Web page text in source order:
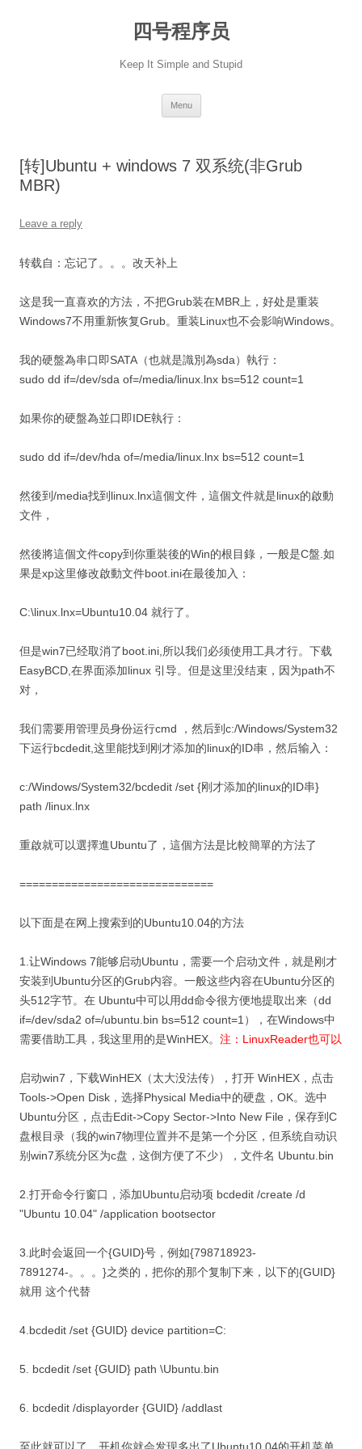
四号程序员
Keep It Simple and Stupid
Menu
[转]Ubuntu + windows 7 双系统(非Grub
MBR)
Leave a reply
转载自：忘记了。。。改天补上
这是我一直喜欢的方法，不把Grub装在MBR上，好处是重装
Windows7不用重新恢复Grub。重装Linux也不会影响Windows。
我的硬盤為串口即SATA（也就是識別為sda）執行：
sudo dd if=/dev/sda of=/media/linux.lnx bs=512 count=1
如果你的硬盤為並口即IDE執行：
sudo dd if=/dev/hda of=/media/linux.lnx bs=512 count=1
然後到/media找到linux.lnx這個文件，這個文件就是linux的啟動
文件，
然後將這個文件copy到你重裝後的Win的根目錄，一般是C盤.如
果是xp这里修改啟動文件boot.ini在最後加入：
C:\linux.lnx=Ubuntu10.04 就行了。
但是win7已经取消了boot.ini,所以我们必须使用工具才行。下载
EasyBCD,在界面添加linux 引导。但是这里没结束，因为path不
对，
我们需要用管理员身份运行cmd ，然后到c:/Windows/System32
下运行bcdedit,这里能找到刚才添加的linux的ID串，然后输入：
c:/Windows/System32/bcdedit /set {刚才添加的linux的ID串}
path /linux.lnx
重啟就可以選擇進Ubuntu了，這個方法是比較簡單的方法了
==============================
以下面是在网上搜索到的Ubuntu10.04的方法
1.让Windows 7能够启动Ubuntu，需要一个启动文件，就是刚才
安装到Ubuntu分区的Grub内容。一般这些内容在Ubuntu分区的
头512字节。在 Ubuntu中可以用dd命令很方便地提取出来（dd
if=/dev/sda2 of=/ubuntu.bin bs=512 count=1），在Windows中
需要借助工具，我这里用的是WinHEX。 注：LinuxReader也可以
启动win7，下载WinHEX（太大没法传），打开 WinHEX，点击
Tools->Open Disk，选择Physical Media中的硬盘，OK。选中
Ubuntu分区，点击Edit->Copy Sector->Into New File，保存到C
盘根目录（我的win7物理位置并不是第一个分区，但系统自动识
别win7系统分区为c盘，这倒方便了不少），文件名 Ubuntu.bin
2.打开命令行窗口，添加Ubuntu启动项 bcdedit /create /d
"Ubuntu 10.04" /application bootsector
3.此时会返回一个{GUID}号，例如{798718923-
7891274-。。。}之类的，把你的那个复制下来，以下的{GUID}
就用 这个代替
4.bcdedit /set {GUID} device partition=C:
5. bcdedit /set {GUID} path \Ubuntu.bin
6. bcdedit /displayorder {GUID} /addlast